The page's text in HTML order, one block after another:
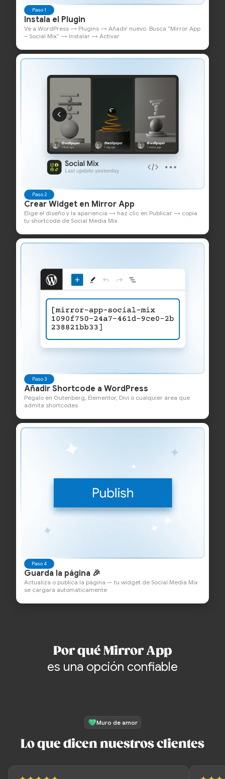
Paso 1
Instala el Plugin
Ve a WordPress → Plugins → Añadir nuevo. Busca “Mirror App
– Social Mix” → Instalar → Activar
Paso 2
Crear Widget en Mirror App
Elige el diseño y la apariencia → haz clic en Publicar → copia
tu shortcode de Social Media Mix
Paso 3
Añadir Shortcode a WordPress
Pégalo en Gutenberg, Elementor, Divi o cualquier área que
admita shortcodes
Paso 4
Guarda la página 🎉
Actualiza o publica la página — tu widget de Social Media Mix
se cargará automáticamente
Por qué Mirror App
es una opción confiable
Muro de amor
Lo que dicen nuestros clientes